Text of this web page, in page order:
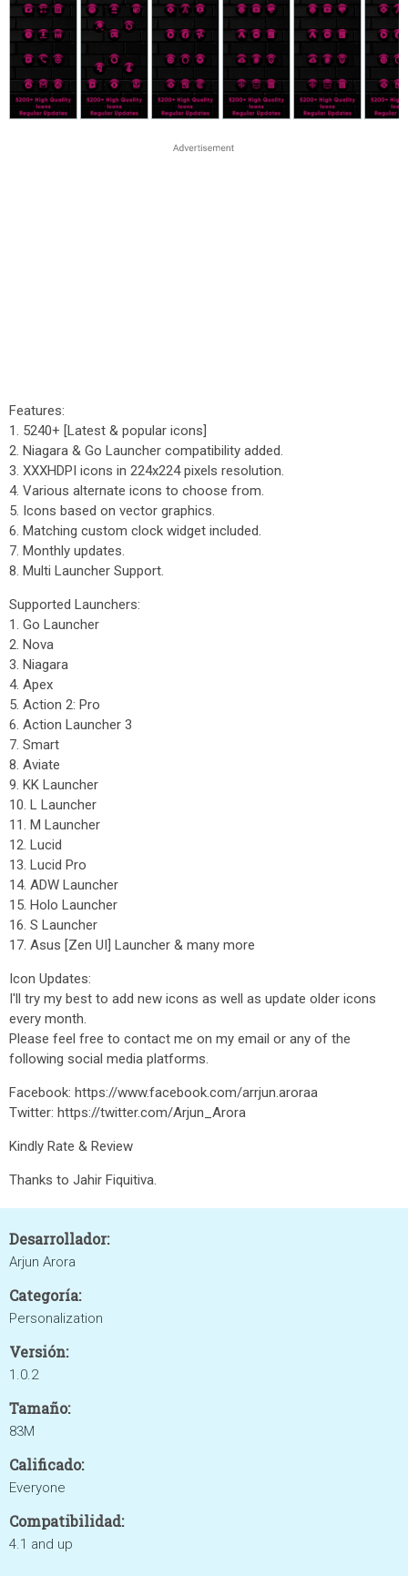
Features:
1. 5240+ [Latest & popular icons]
2. Niagara & Go Launcher compatibility added.
3. XXXHDPI icons in 224x224 pixels resolution.
4. Various alternate icons to choose from.
5. Icons based on vector graphics.
6. Matching custom clock widget included.
7. Monthly updates.
8. Multi Launcher Support.
Supported Launchers:
1. Go Launcher
2. Nova
3. Niagara
4. Apex
5. Action 2: Pro
6. Action Launcher 3
7. Smart
8. Aviate
9. KK Launcher
10. L Launcher
11. M Launcher
12. Lucid
13. Lucid Pro
14. ADW Launcher
15. Holo Launcher
16. S Launcher
17. Asus [Zen UI] Launcher & many more
Icon Updates:
I'll try my best to add new icons as well as update older icons
every month.
Please feel free to contact me on my email or any of the
following social media platforms.
Facebook: https://www.facebook.com/arrjun.aroraa
Twitter: https://twitter.com/Arjun_Arora
Kindly Rate & Review
Thanks to Jahir Fiquitiva.
Desarrollador:
Arjun Arora
Categoría:
Personalization
Versión:
1.0.2
Tamaño:
83M
Calificado:
Everyone
Compatibilidad:
4.1 and up